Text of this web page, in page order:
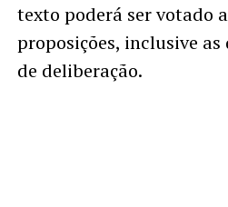
texto poderá ser votado
proposições, inclusive
de deliberação.